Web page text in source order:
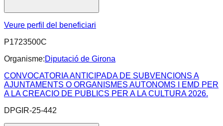
Veure perfil del beneficiari
P1723500C
Organisme:Diputació de Girona
CONVOCATORIA ANTICIPADA DE SUBVENCIONS A
AJUNTAMENTS O ORGANISMES AUTONOMS I EMD PER
A LA CREACIO DE PUBLICS PER A LA CULTURA 2026.
DPGIR-25-442